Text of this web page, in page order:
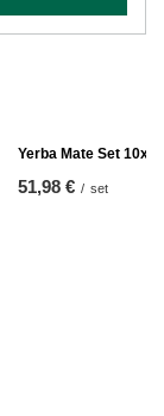
Yerba Mate Set
51,98 € / set